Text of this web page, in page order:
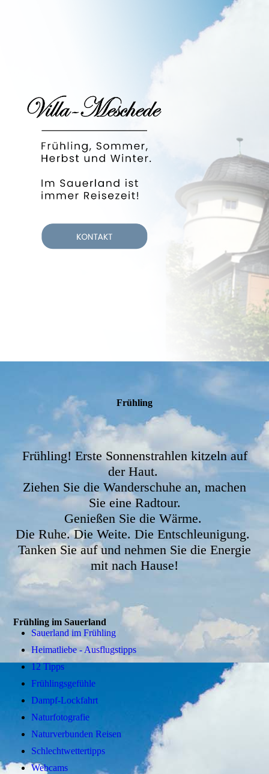
Frühling
Frühling! Erste Sonnenstrahlen kitzeln auf
der Haut.
Ziehen Sie die Wanderschuhe an, machen
Sie eine Radtour.
Genießen Sie die Wärme.
Die Ruhe.Die Weite. Die Entschleunigung.
Tanken Sie auf und nehmen Sie die Energie
mit nach Hause!
Frühling im Sauerland
Sauerland im Frühling
Heimatliebe - Ausflugstipps
12 Tipps
Frühlingsgefühle
Dampf-Lockfahrt
Naturfotografie
Naturverbunden Reisen
Schlechtwettertipps
Webcams